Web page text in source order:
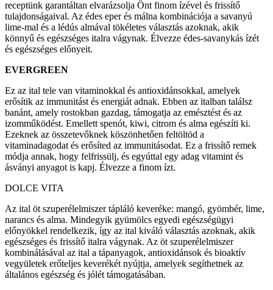
receptünk garantáltan elvarázsolja Önt finom ízével és frissítő
tulajdonságaival. Az édes eper és málna kombinációja a savanyú
lime-mal és a lédús almával tökéletes választás azoknak, akik
könnyű és egészséges italra vágynak. Élvezze édes-savanykás ízét
és egészséges előnyeit.
EVERGREEN
Ez az ital tele van vitaminokkal és antioxidánsokkal, amelyek
erősítik az immunitást és energiát adnak. Ebben az italban találsz
banánt, amely rostokban gazdag, támogatja az emésztést és az
izomműködést. Emellett spenót, kiwi, citrom és alma egészíti ki.
Ezeknek az összetevőknek köszönhetően feltöltöd a
vitaminadagodat és erősíted az immunitásodat. Ez a frissítő remek
módja annak, hogy felfrissülj, és egyúttal egy adag vitamint és
ásványi anyagot is kapj. Élvezze a finom ízt.
DOLCE VITA
Az ital öt szuperélelmiszer tápláló keveréke: mangó, gyömbér, lime,
narancs és alma. Mindegyik gyümölcs egyedi egészségügyi
előnyökkel rendelkezik, így az ital kiváló választás azoknak, akik
egészséges és frissítő italra vágynak. Az öt szuperélelmiszer
kombinálásával az ital a tápanyagok, antioxidánsok és bioaktív
vegyületek erőteljes keverékét nyújtja, amelyek segíthetnek az
általános egészség és jólét támogatásában.